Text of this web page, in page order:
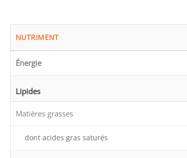
NUTRIMENT
Énergie
Lipides
Matières grasses
dont acides gras saturés